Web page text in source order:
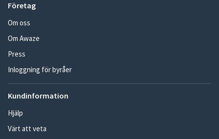
Företag
Om oss
Om Awaze
Press
Inloggning för byråer
Kundinformation
Hjälp
Värt att veta